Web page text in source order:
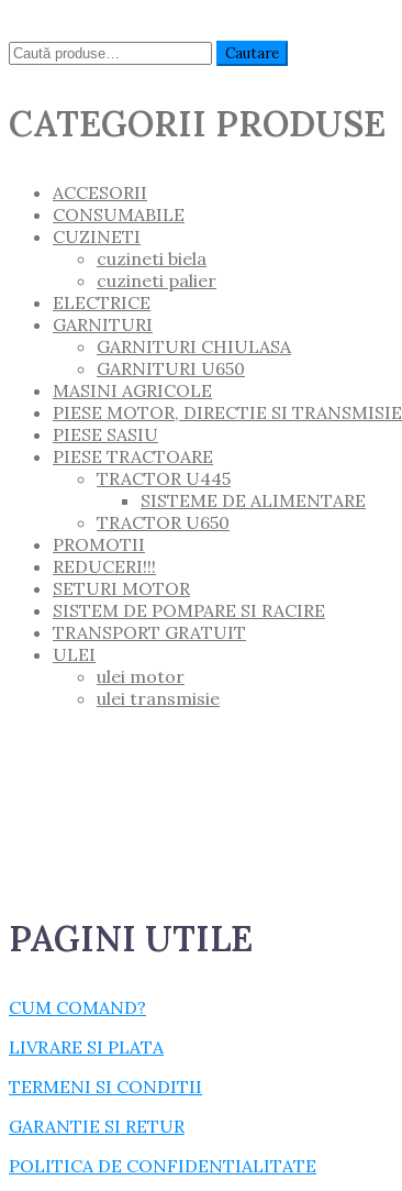
Caută: Cautare
CATEGORII PRODUSE
ACCESORII
CONSUMABILE
CUZINETI
cuzineti biela
cuzineti palier
ELECTRICE
GARNITURI
GARNITURI CHIULASA
GARNITURI U650
MASINI AGRICOLE
PIESE MOTOR, DIRECTIE SI TRANSMISIE
PIESE SASIU
PIESE TRACTOARE
TRACTOR U445
SISTEME DE ALIMENTARE
TRACTOR U650
PROMOTII
REDUCERI!!!
SETURI MOTOR
SISTEM DE POMPARE SI RACIRE
TRANSPORT GRATUIT
ULEI
ulei motor
ulei transmisie
PAGINI UTILE
CUM COMAND?
LIVRARE SI PLATA
TERMENI SI CONDITII
GARANTIE SI RETUR
POLITICA DE CONFIDENTIALITATE